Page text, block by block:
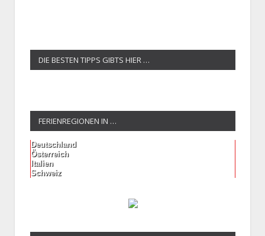
DIE BESTEN TIPPS GIBTS HIER …
FERIENREGIONEN IN …
Deutschland
Österreich
Italien
Schweiz